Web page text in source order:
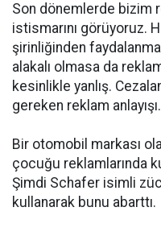
Son dönemlerde bizim
istismarını görüyoruz.
şirinliğinden
alakalı olmasa da
kesinlikle yanlış.
gereken reklam anlayışı.
Bir otomobil markası
çocuğu reklamlarında
Şimdi Schafer isimli
kullanarak bunu abarttı.